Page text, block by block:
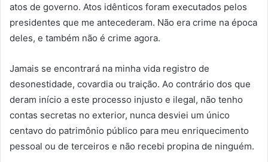
atos de governo. Atos idênticos foram executados pelos
presidentes que me antecederam. Não era crime na época
deles, e também não é crime agora.
Jamais se encontrará na minha vida registro de
desonestidade, covardia ou traição. Ao contrário dos que
deram início a este processo injusto e ilegal, não tenho
contas secretas no exterior, nunca desviei um único
centavo do patrimônio público para meu enriquecimento
pessoal ou de terceiros e não recebi propina de ninguém.